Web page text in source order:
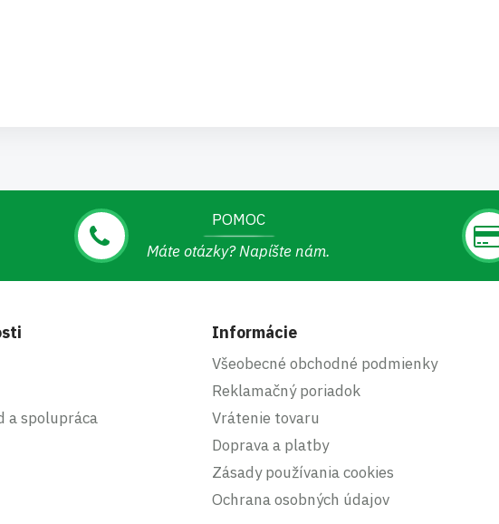
POMOC
Máte otázky? Napíšte nám.
a spolupráca
Informácie
Všeobecné obchodné podmienky
Reklamačný poriadok
Vrátenie tovaru
Doprava a platby
Zásady používania cookies
Ochrana osobných údajov